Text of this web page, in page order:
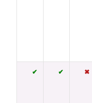
✖
✔
✔